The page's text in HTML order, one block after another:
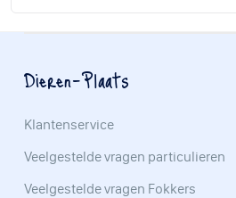
Dieren-Plaats
Klantenservice
Veelgestelde vragen particulieren
Veelgestelde vragen Fokkers